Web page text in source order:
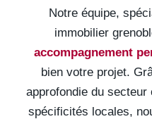
Notre équipe,
immobilier
accompagnement
bien votre projet.
approfondie du
spécificités locales,